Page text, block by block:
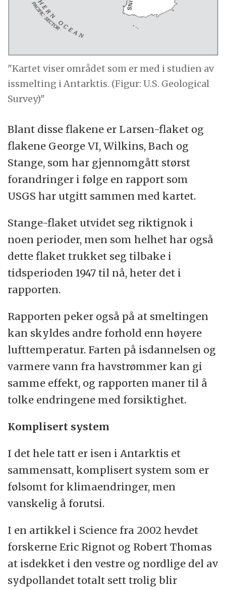
"Kartet viser området som er med i studien av
issmelting i Antarktis. (Figur: U.S. Geological
Survey)"
Blant disse flakene er Larsen-flaket og
flakene George VI, Wilkins, Bach og
Stange, som har gjennomgått størst
forandringer i følge en rapport som
USGS har utgitt sammen med kartet.
Stange-flaket utvidet seg riktignok i
noen perioder, men som helhet har også
dette flaket trukket seg tilbake i
tidsperioden 1947 til nå, heter det i
rapporten.
Rapporten peker også på at smeltingen
kan skyldes andre forhold enn høyere
lufttemperatur. Farten på isdannelsen og
varmere vann fra havstrømmer kan gi
samme effekt, og rapporten maner til å
tolke endringene med forsiktighet.
Komplisert system
I det hele tatt er isen i Antarktis et
sammensatt, komplisert system som er
følsomt for klimaendringer, men
vanskelig å forutsi.
I en artikkel i Science fra 2002 hevdet
forskerne Eric Rignot og Robert Thomas
at isdekket i den vestre og nordlige del av
sydpollandet totalt sett trolig blir